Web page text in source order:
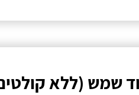
(ללא קולטים), 150